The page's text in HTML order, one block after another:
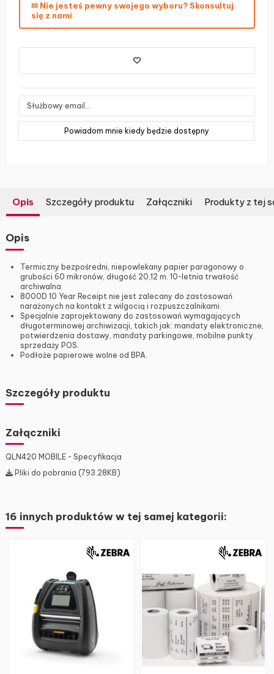
✉ Nie jesteś pewny swojego wyboru? Skonsultuj
się z nami
Opis Szczegóły produktu Załączniki Produkty z tej
Opis
Termiczny bezpośredni, niepowlekany papier paragonowy o
grubości 60 mikronów, długość 20,12 m. 10-letnia trwałość
archiwalna.
8000D 10 Year Receipt nie jest zalecany do zastosowań
narażonych na kontakt z wilgocią i rozpuszczalnikami.
Specjalnie zaprojektowany do zastosowań wymagających
długoterminowej archiwizacji, takich jak: mandaty elektroniczne,
potwierdzenia dostawy, mandaty parkingowe, mobilne punkty
sprzedaży POS.
Podłoże papierowe wolne od BPA.
Szczegóły produktu
Załączniki
QLN420 MOBILE - Specyfikacja
Pliki do pobrania (793.28KB)
16 innych produktów w tej samej kategorii: